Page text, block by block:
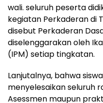
wali. seluruh peserta
kegiatan Perkaderan di
disebut Perkaderan
diselenggarakan oleh
(IPM) setiap tingkatan.
Lanjutalnya, bahwa
menyelesaikan seluruh
Asessmen maupun